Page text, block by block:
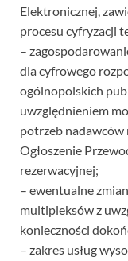
Elektronicznej,
procesu cyfryzacji
–
dla cyfrowego
ogólnopolskich
uwzględnieniem
potrzeb nadawców
Ogłoszenie
rezerwacyjnej;
– ewentualne
multipleksów z
konieczności
– zakres usług